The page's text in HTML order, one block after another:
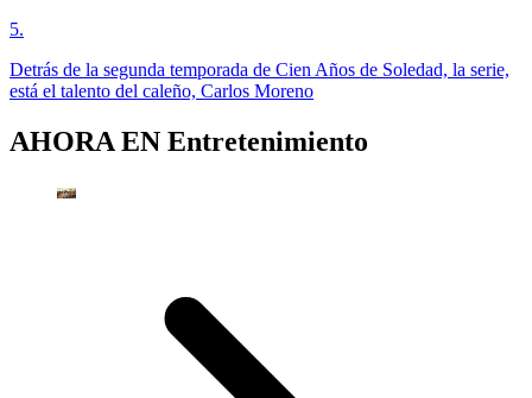
5.
Detrás de la segunda temporada de Cien Años de Soledad, la serie,
está el talento del caleño, Carlos Moreno
AHORA EN Entretenimiento